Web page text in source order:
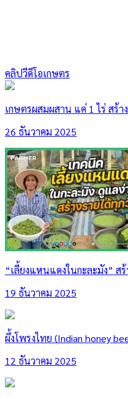
คลิปวีดีโอเกษตร
เกษตรผสมผสาน แค่ 1 ไร่ สร้
26 ธันวาคม 2025
“เลี้ยงแหนแดงในกะละมัง” ส
19 ธันวาคม 2025
ผึ้งโพรงไทย (Indian honey
12 ธันวาคม 2025